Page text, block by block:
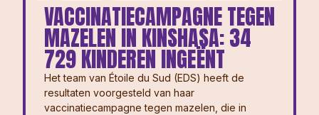
VACCINATIECAMPAGNE TEGEN
MAZELEN IN KINSHASA: 34
729 KINDEREN INGEËNT
Het team van Étoile du Sud (EDS) heeft de
resultaten voorgesteld van haar
vaccinatiecampagne tegen mazelen, die in